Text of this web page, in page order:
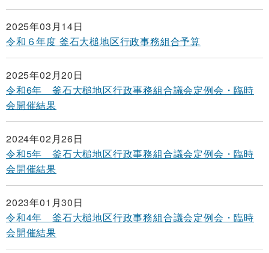
2025年03月14日
令和６年度 釜石大槌地区行政事務組合予算
2025年02月20日
令和6年 釜石大槌地区行政事務組合議会定例会・臨時
会開催結果
2024年02月26日
令和5年 釜石大槌地区行政事務組合議会定例会・臨時
会開催結果
2023年01月30日
令和4年 釜石大槌地区行政事務組合議会定例会・臨時
会開催結果